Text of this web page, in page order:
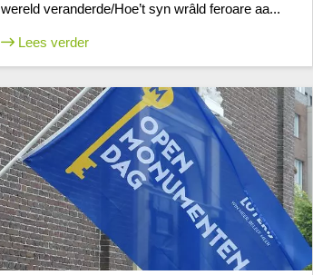
wereld veranderde/Hoe’t syn wrâld feroare aa...
Lees verder